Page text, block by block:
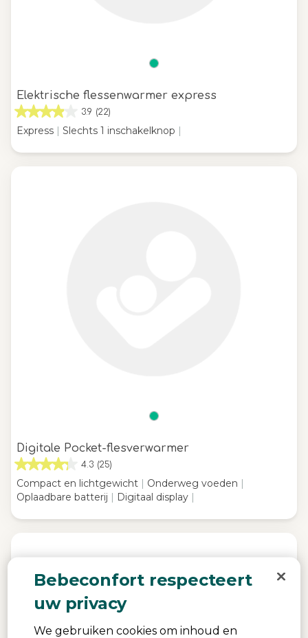
Elektrische flessenwarmer express
3.9 (22)
Express | Slechts 1 inschakelknop |
Digitale Pocket-flesverwarmer
4.3 (25)
Compact en lichtgewicht | Onderweg voeden |
Oplaadbare batterij | Digitaal display |
Bebeconfort respecteert
uw privacy
We gebruiken cookies om inhoud en